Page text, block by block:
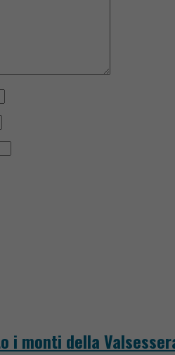
monti della